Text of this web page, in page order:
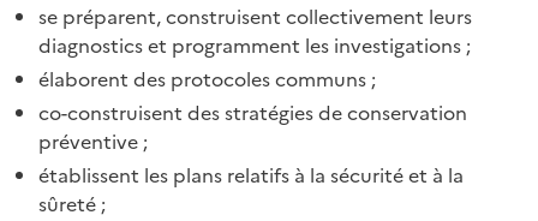
se préparent, construisent collectivement leurs
diagnostics et programment les investigations ;
élaborent des protocoles communs ;
co-construisent des stratégies de conservation
préventive ;
établissent les plans relatifs à la sécurité et à la
sûreté ;